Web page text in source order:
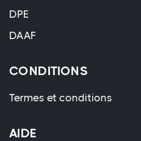
DPE
DAAF
CONDITIONS
Termes et conditions
AIDE